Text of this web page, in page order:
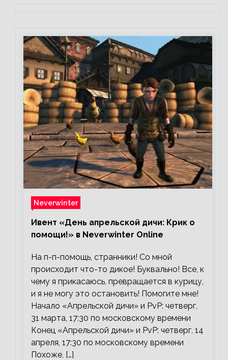
Neverwinter
Ивент «День апрельской дичи: Крик о
помощи!» в Neverwinter Online
На п-п-помощь, странники! Со мной
происходит что-то дикое! Буквально! Все, к
чему я прикасаюсь, превращается в курицу,
и я не могу это остановить! Помогите мне!
Начало «Апрельской дичи» и PvP: четверг,
31 марта, 17:30 по московскому времени
Конец «Апрельской дичи» и PvP: четверг, 14
апреля, 17:30 по московскому времени
Похоже, […]